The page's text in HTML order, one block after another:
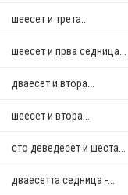
шеесет и трета...
шеесет и прва седница...
дваесет и втора...
шеесет и втора...
сто деведесет и шеста...
дваесетта седница -...